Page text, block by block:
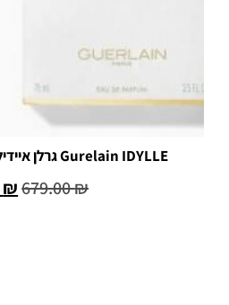
Gurelain IDYLLE גרלן איידיל לאישה 75 מ"ל א.ד.פ
679.00₪
₪